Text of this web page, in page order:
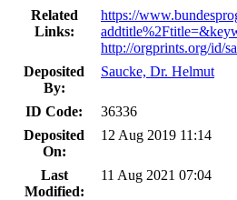
Related
Links:
https://
http://orgprints.org/id/
Deposited
By:
Saucke, Dr. Helmut
ID Code:
36336
Deposited
On:
12 Aug 2019 11:14
Last
Modified:
11 Aug 2021 07:04